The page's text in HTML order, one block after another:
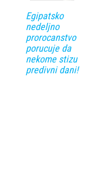
Egipatsko
nedeljno
prorocanstvo
porucuje da
nekome stizu
predivni dani!